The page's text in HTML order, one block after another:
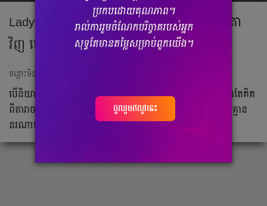
Lady Gaga ​តែង​ខ្លួន​ប្លែកៗ ដល់​​ប្ដូរមកបែប​ធម្មតា​
វិញ ឃើញ​ហើយចង់​លង់
ចន្លោះមិនឃើញ
បើ​និយាយ​ពី​ឈ្មោះ​តារា​ចម្រៀង Lady Gaga មហាជន​ជា​ច្រើន​តែង​តែ​គិត​
ពី​តារា​ចម្រៀង​ស្រី​ម្នាក់​ដែល​ចូលចិត្ត​លេង​ស្ទីល​តែង​ខ្លួន​ប្លែក​ៗ ដែល​គ្មាន​
នរណា​ធ្វើ​ដូច។
ចូលរួមឥលូវនេះ